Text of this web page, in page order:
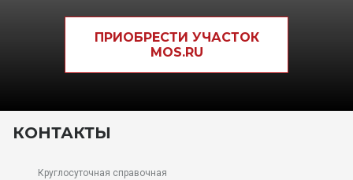
ПРИОБРЕСТИ УЧАСТОК
MOS.RU
КОНТАКТЫ
Круглосуточная справочная